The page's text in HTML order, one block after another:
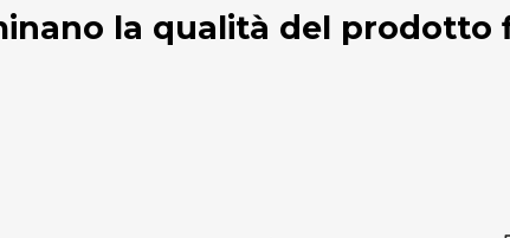
la qualità del prodotto